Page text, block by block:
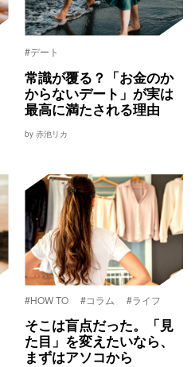
#デート
常識が覆る？「お金のか
からないデート」が実は
最高に満たされる理由
by 赤池リカ
#HOW TO #コラム #ライフ
そこは盲点だった。「見
た目」を変えたいなら、
まずはアソコから